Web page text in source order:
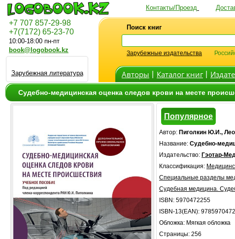
Контакты/Проезд
+7 707 857-29-98
+7(7172) 65-23-70
10:00-18:00 пн-пт
book@logobook.kz
Зарубежная литература
Поиск книг
Зарубежные издательства
Авторы Каталог книг
Судебно-медицинская оценка следов крови на месте
Популярное
Автор: Пиголкин Ю.И.,
Название: Судебно-
Издательство: Гэотар-
Классификация:
Специальные разделы
Судебная медицина.
ISBN: 5970472255
ISBN-13(EAN):
Обложка: Мягкая обложка
Страницы: 256